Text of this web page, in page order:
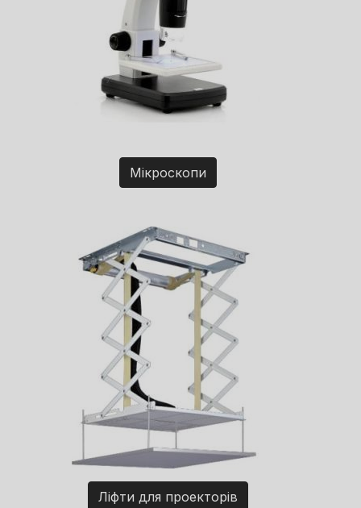
Мікроскопи
Ліфти для проекторів